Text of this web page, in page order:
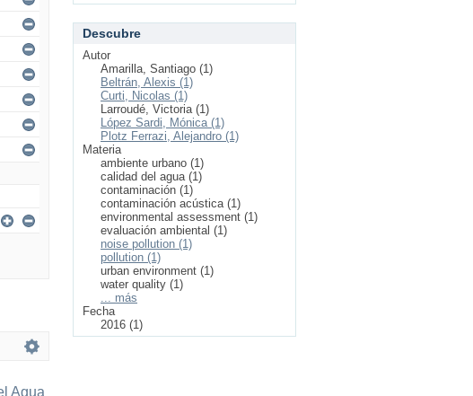
Agua
Descubre
Autor
Amarilla, Santiago (1)
Beltrán, Alexis (1)
Curti, Nicolas (1)
Larroudé, Victoria (1)
López Sardi, Mónica (1)
Plotz Ferrazi, Alejandro (1)
Materia
ambiente urbano (1)
calidad del agua (1)
contaminación (1)
contaminación acústica (1)
environmental assessment (1)
evaluación ambiental (1)
noise pollution (1)
pollution (1)
urban environment (1)
water quality (1)
... más
Fecha
2016 (1)